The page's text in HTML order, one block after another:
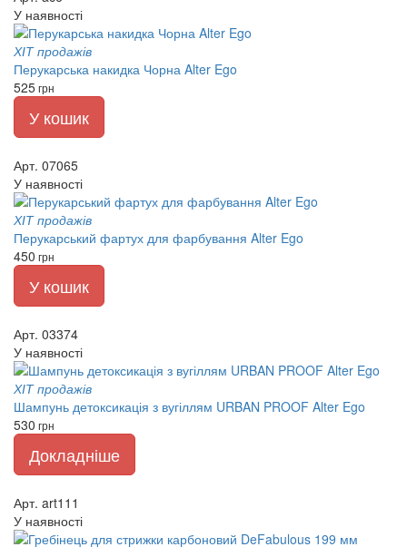
У наявності
ХІТ продажів
Перукарська накидка Чорна Alter Ego
525грн
У кошик
Арт. 07065
У наявності
ХІТ продажів
Перукарський фартух для фарбування Alter Ego
450 грн
У кошик
Арт. 03374
У наявності
ХІТ продажів
Шампунь детоксикація з вугіллям URBAN PROOF Alter Ego
530 грн
Докладніше
Арт. art111
У наявності